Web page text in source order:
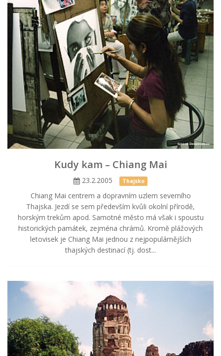
Kudy kam – Chiang Mai
23.2.2005 Thajsko
Chiang Mai centrem a dopravním uzlem severního
Thajska. Jezdí se sem především kvůli okolní přírodě,
horským trekům apod. Samotné město má však i spoustu
historických památek, zejména chrámů. Kromě plážových
letovisek je Chiang Mai jednou z nejpopulárnějších
thajských destinací (tj. dost...